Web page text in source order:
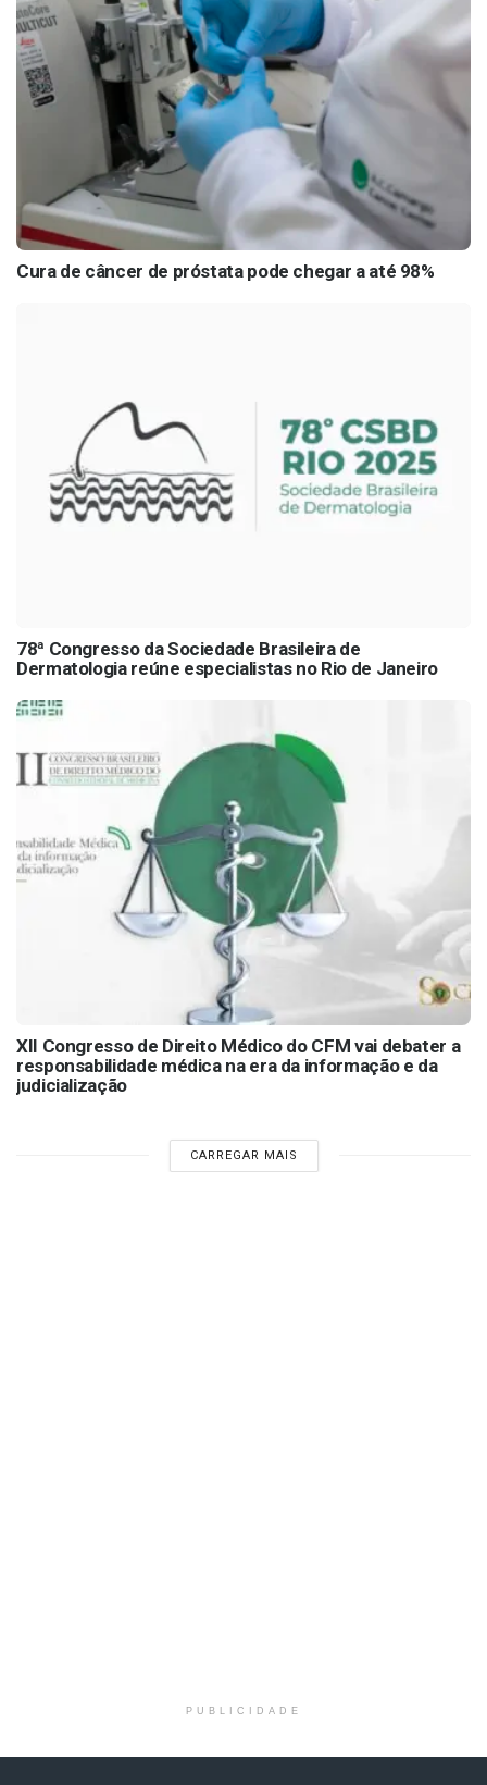
Cura de câncer de próstata pode chegar a até 98%
78ª Congresso da Sociedade Brasileira de
Dermatologia reúne especialistas no Rio de Janeiro
XII Congresso de Direito Médico do CFM vai debater a
responsabilidade médica na era da informação e da
judicialização
CARREGAR MAIS
PUBLICIDADE